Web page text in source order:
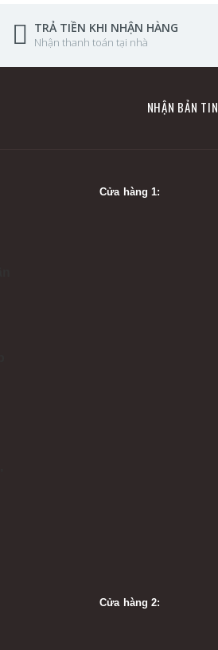
TRẢ TIỀN KHI NHẬN HÀNG
Nhận thanh toán tại nhà
NHẬN BẢN TIN
Cửa hàng 1:
Cửa hàng 2: